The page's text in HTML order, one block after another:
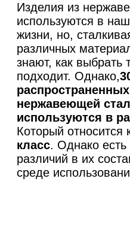
Изделия из
используются в
жизни, но,
различных
знают, как выбрать
подходит. Однако,
нержавеющей
используются в
Который относится
класс. Однако
различий в их
среде